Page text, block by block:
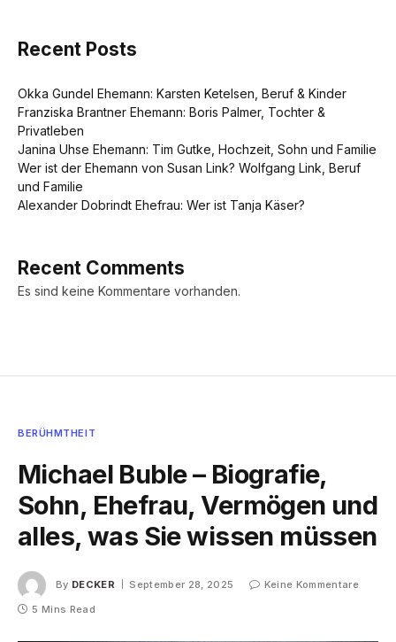
Recent Posts
Okka Gundel Ehemann: Karsten Ketelsen, Beruf & Kinder
Franziska Brantner Ehemann: Boris Palmer, Tochter &
Privatleben
Janina Uhse Ehemann: Tim Gutke, Hochzeit, Sohn und Familie
Wer ist der Ehemann von Susan Link? Wolfgang Link, Beruf
und Familie
Alexander Dobrindt Ehefrau: Wer ist Tanja Käser?
Recent Comments
Es sind keine Kommentare vorhanden.
BERÜHMTHEIT
Michael Buble – Biografie,
Sohn, Ehefrau, Vermögen und
alles, was Sie wissen müssen
By DECKER September 28, 2025
Keine Kommentare
5 Mins Read